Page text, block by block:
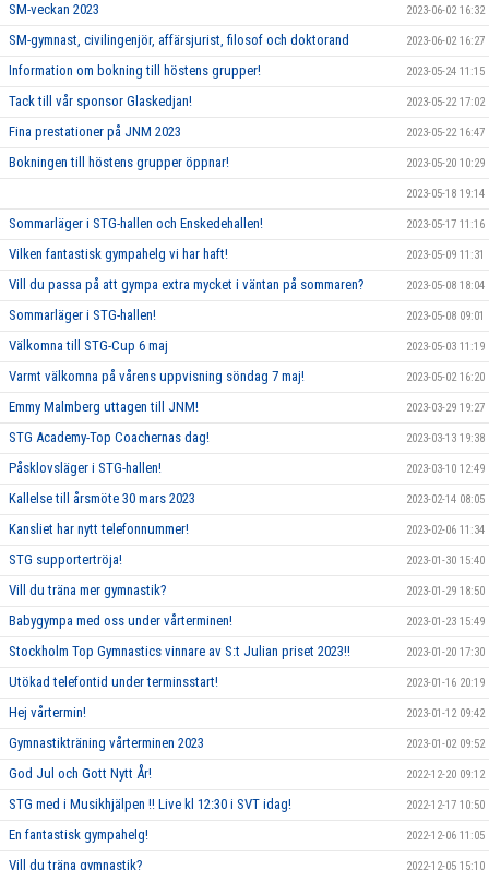
SM-veckan 2023 2023-06-02 16:32
SM-gymnast, civilingenjör, affärsjurist, filosof och doktorand 2023-06-02 16:27
Information om bokning till höstens grupper! 2023-05-24 11:15
Tack till vår sponsor Glaskedjan! 2023-05-22 17:02
Fina prestationer på JNM 2023 2023-05-22 16:47
Bokningen till höstens grupper öppnar! 2023-05-20 10:29
2023-05-18 19:14
Sommarläger i STG-hallen och Enskedehallen! 2023-05-17 11:16
Vilken fantastisk gympahelg vi har haft! 2023-05-09 11:31
Vill du passa på att gympa extra mycket i väntan på sommaren? 2023-05-08 18:04
Sommarläger i STG-hallen! 2023-05-08 09:01
Välkomna till STG-Cup 6 maj 2023-05-03 11:19
Varmt välkomna på vårens uppvisning söndag 7 maj! 2023-05-02 16:20
Emmy Malmberg uttagen till JNM! 2023-03-29 19:27
STG Academy-Top Coachernas dag! 2023-03-13 19:38
Påsklovsläger i STG-hallen! 2023-03-10 12:49
Kallelse till årsmöte 30 mars 2023 2023-02-14 08:05
Kansliet har nytt telefonnummer! 2023-02-06 11:34
STG supportertröja! 2023-01-30 15:40
Vill du träna mer gymnastik? 2023-01-29 18:50
Babygympa med oss under vårterminen! 2023-01-23 15:49
Stockholm Top Gymnastics vinnare av S:t Julian priset 2023!! 2023-01-20 17:30
Utökad telefontid under terminsstart! 2023-01-16 20:19
Hej vårtermin! 2023-01-12 09:42
Gymnastikträning vårterminen 2023 2023-01-02 09:52
God Jul och Gott Nytt År! 2022-12-20 09:12
STG med i Musikhjälpen !! Live kl 12:30 i SVT idag! 2022-12-17 10:50
En fantastisk gympahelg! 2022-12-06 11:05
Vill du träna gymnastik? 2022-12-05 15:10